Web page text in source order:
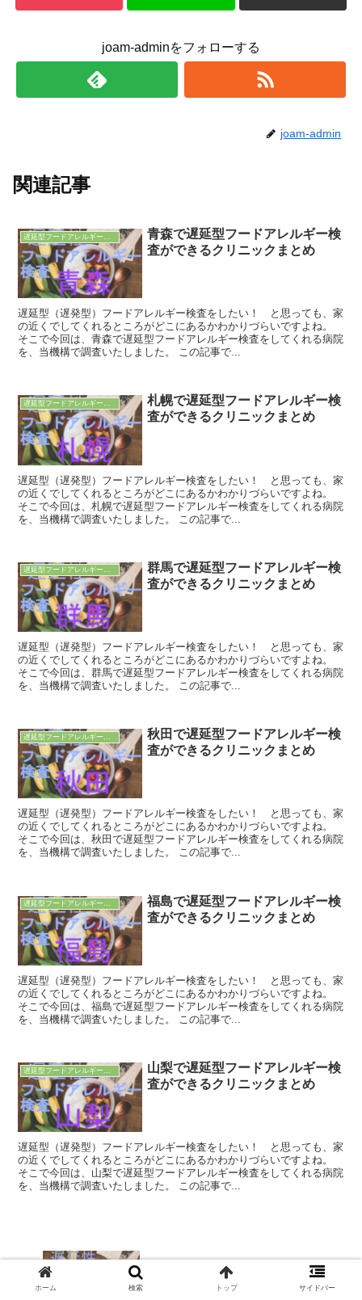
joam-adminをフォローする
joam-admin
関連記事
遅延型フードアレルギー検査
青森で遅延型フードアレルギー検
査ができるクリニックまとめ
遅延型（遅発型）フードアレルギー検査をしたい！ と思っても、家
の近くでしてくれるところがどこにあるかわかりづらいですよね。
そこで今回は、青森で遅延型フードアレルギー検査をしてくれる病院
を、当機構で調査いたしました。 この記事で...
遅延型フードアレルギー検査
札幌で遅延型フードアレルギー検
査ができるクリニックまとめ
遅延型（遅発型）フードアレルギー検査をしたい！ と思っても、家
の近くでしてくれるところがどこにあるかわかりづらいですよね。
そこで今回は、札幌で遅延型フードアレルギー検査をしてくれる病院
を、当機構で調査いたしました。 この記事で...
遅延型フードアレルギー検査
群馬で遅延型フードアレルギー検
査ができるクリニックまとめ
遅延型（遅発型）フードアレルギー検査をしたい！ と思っても、家
の近くでしてくれるところがどこにあるかわかりづらいですよね。
そこで今回は、群馬で遅延型フードアレルギー検査をしてくれる病院
を、当機構で調査いたしました。 この記事で...
遅延型フードアレルギー検査
秋田で遅延型フードアレルギー検
査ができるクリニックまとめ
遅延型（遅発型）フードアレルギー検査をしたい！ と思っても、家
の近くでしてくれるところがどこにあるかわかりづらいですよね。
そこで今回は、秋田で遅延型フードアレルギー検査をしてくれる病院
を、当機構で調査いたしました。 この記事で...
遅延型フードアレルギー検査
福島で遅延型フードアレルギー検
査ができるクリニックまとめ
遅延型（遅発型）フードアレルギー検査をしたい！ と思っても、家
の近くでしてくれるところがどこにあるかわかりづらいですよね。
そこで今回は、福島で遅延型フードアレルギー検査をしてくれる病院
を、当機構で調査いたしました。 この記事で...
遅延型フードアレルギー検査
山梨で遅延型フードアレルギー検
査ができるクリニックまとめ
遅延型（遅発型）フードアレルギー検査をしたい！ と思っても、家
の近くでしてくれるところがどこにあるかわかりづらいですよね。
そこで今回は、山梨で遅延型フードアレルギー検査をしてくれる病院
を、当機構で調査いたしました。 この記事で...
山梨で遅延型フードアレルギー検査がで
きるクリニックまとめ
ホーム 検索 トップ サイドバー